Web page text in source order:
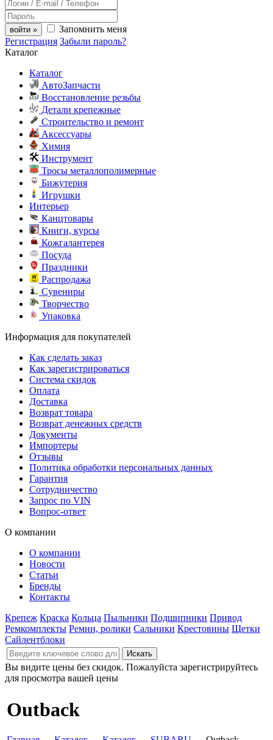
войти »
Запомнить меня
Регистрация Забыли пароль?
Каталог
Каталог
АвтоЗапчасти
Восстановление резьбы
Детали крепежные
Строительство и ремонт
Аксессуары
Химия
Инструмент
Тросы металлополимерные
Бижутерия
Игрушки
Интерьер
Канцтовары
Книги, курсы
Кожгалантерея
Посуда
Праздники
Распродажа
Сувениры
Творчество
Упаковка
Информация для покупателей
Как сделать заказ
Как зарегистрироваться
Система скидок
Оплата
Доставка
Возврат товара
Возврат денежных средств
Документы
Импортеры
Отзывы
Политика обработки персональных данных
Гарантия
Сотрудничество
Запрос по VIN
Вопрос-ответ
О компании
О компании
Новости
Статьи
Бренды
Контакты
Крепеж Краска Кольца Пыльники Подшипники Привод
Ремкомплекты Ремни, ролики Сальники Крестовины Щетки
Сайлентблоки
Вы видите цены без скидок. Пожалуйста зарегистрируйтесь
для просмотра вашей цены
Outback